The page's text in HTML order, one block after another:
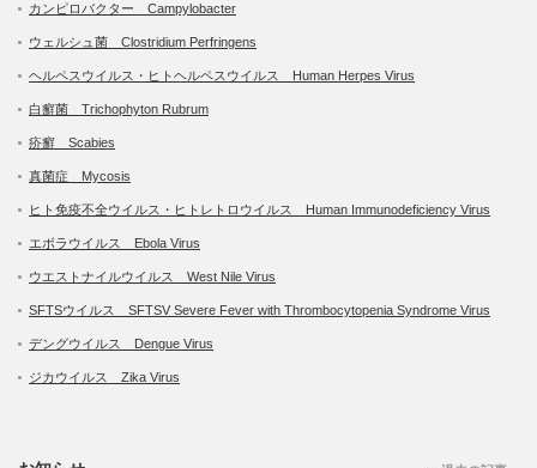
カンピロバクター Campylobacter
ウェルシュ菌 Clostridium Perfringens
ヘルペスウイルス・ヒトヘルペスウイルス Human Herpes Virus
白癬菌 Trichophyton Rubrum
疥癬 Scabies
真菌症 Mycosis
ヒト免疫不全ウイルス・ヒトレトロウイルス Human Immunodeficiency Virus
エボラウイルス Ebola Virus
ウエストナイルウイルス West Nile Virus
SFTSウイルス SFTSV Severe Fever with Thrombocytopenia Syndrome Virus
デングウイルス Dengue Virus
ジカウイルス Zika Virus